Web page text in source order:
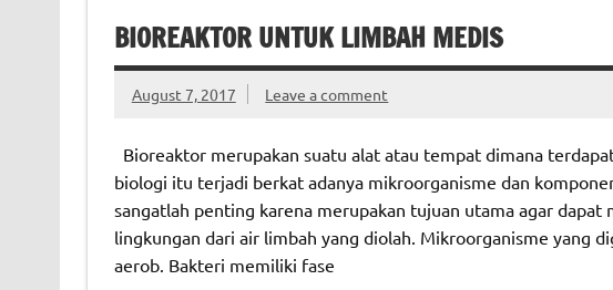
BIOREAKTOR UNTUK LIMBAH MEDIS
August 7, 2017 Leave a comment
Bioreaktor merupakan suatu alat atau tempat dimana
biologi itu terjadi berkat adanya mikroorganisme dan
sangatlah penting karena merupakan tujuan utama agar dapat
lingkungan dari air limbah yang diolah. Mikroorganisme yang
aerob. Bakteri memiliki fase